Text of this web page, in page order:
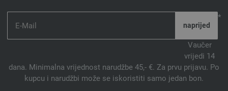
*
Vaučer
vrijedi 14
dana. Minimalna vrijednost narudžbe 45,- €. Za prvu prijavu. Po
kupcu i narudžbi može se iskoristiti samo jedan bon.